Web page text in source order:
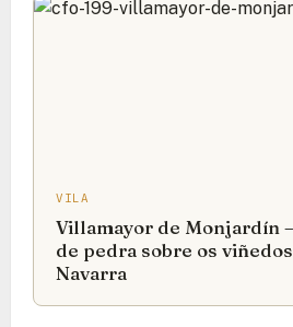
VILA
Villamayor de Monjardín
de pedra sobre os
Navarra